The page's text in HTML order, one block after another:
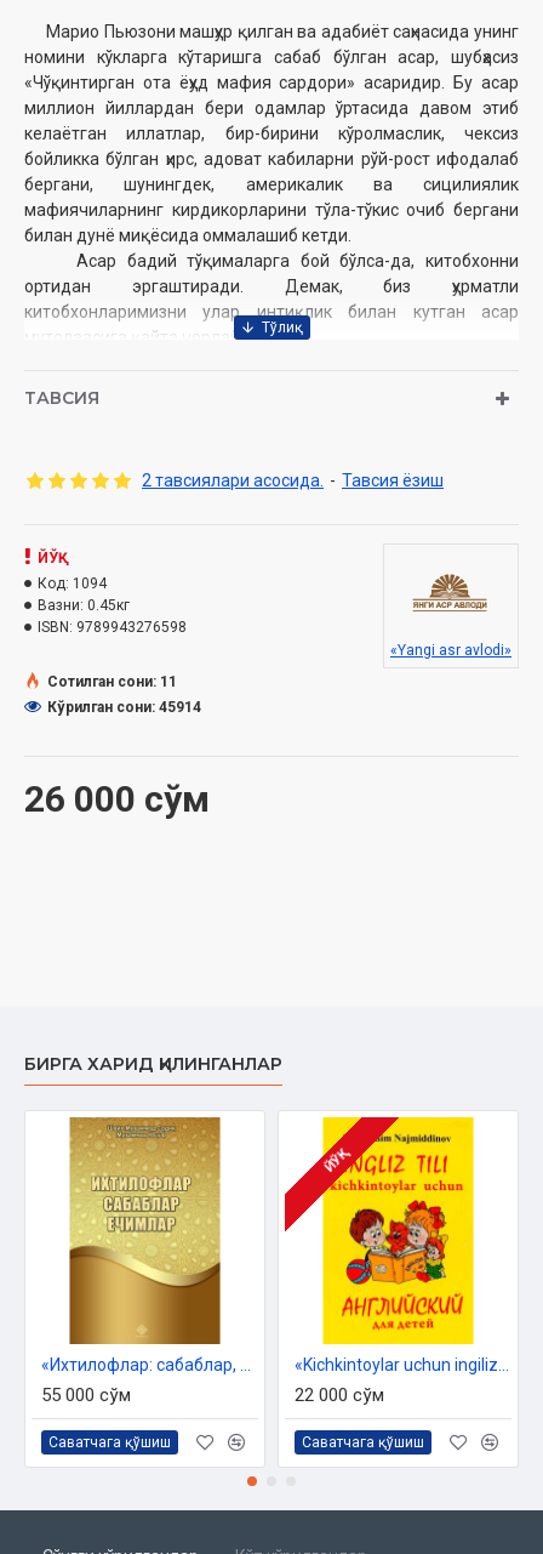
Марио Пьюзони машҳур қилган ва адабиёт саҳнасида унинг
номини кўкларга кўтаришга сабаб ‎бўлган асар, шубҳасиз
«Чўқинтирган ота ёҳуд мафия сардори» асаридир. Бу асар
миллион ‎йиллардан бери одамлар ўртасида давом этиб
келаётган иллатлар, бир-бирини кўролмаслик, ‎чексиз
бойликка бўлган ҳирс, адоват кабиларни рўй-рост ифодалаб
бергани, шунингдек, ‎америкалик ва сицилиялик
мафиячиларнинг кирдикорларини тўла-тўкис очиб бергани
билан дунё ‎миқёсида оммалашиб кетди.‎
Асар бадий тўқималарга бой бўлса-да, китобхонни
ортидан эргаштиради. Демак, биз ҳурматли
‎китобхонларимизни улар интиқлик билан кутган асар
мутолаасига қайта чорлаймиз.‎
tаржимаси
Номи:«Чўқинтирган ота ёҳуд мафия сардори»
Ҳажми:
ISBN: 978-9943-27-659-8‎
Ўлчами:84×108 1/32‎
Муқоваси:Қаттиқ
ТАВСИЯ
2 тавсиялари асосида. - Тавсия ёзиш
26 000 сўм
ЙЎҚ
Код: 1094
Вазни: 0.45кг
ISBN: 9789943276598
«Yangi asr avlodi»
Сотилган сони: 11
Кўрилган сони: 45914
БИРГА ХАРИД ҚИЛИНГАНЛАР
55 000 сўм
Саватчага қўшиш
ЙЎҚ
22 000 сўм
Саватчага қўшиш